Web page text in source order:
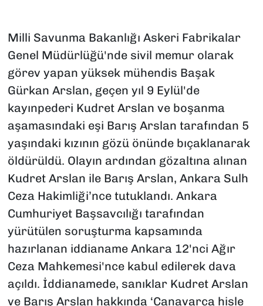
Milli Savunma Bakanlığı Askeri Fabrikalar
Genel Müdürlüğü'nde sivil memur olarak
görev yapan yüksek mühendis Başak
Gürkan Arslan, geçen yıl 9 Eylül'de
kayınpederi Kudret Arslan ve boşanma
aşamasındaki eşi Barış Arslan tarafından 5
yaşındaki kızının gözü önünde bıçaklanarak
öldürüldü. Olayın ardından gözaltına alınan
Kudret Arslan ile Barış Arslan, Ankara Sulh
Ceza Hakimliği’nce tutuklandı. Ankara
Cumhuriyet Başsavcılığı tarafından
yürütülen soruşturma kapsamında
hazırlanan iddianame Ankara 12'nci Ağır
Ceza Mahkemesi'nce kabul edilerek dava
açıldı. İddianamede, sanıklar Kudret Arslan
ve Barış Arslan hakkında ‘Canavarca hisle